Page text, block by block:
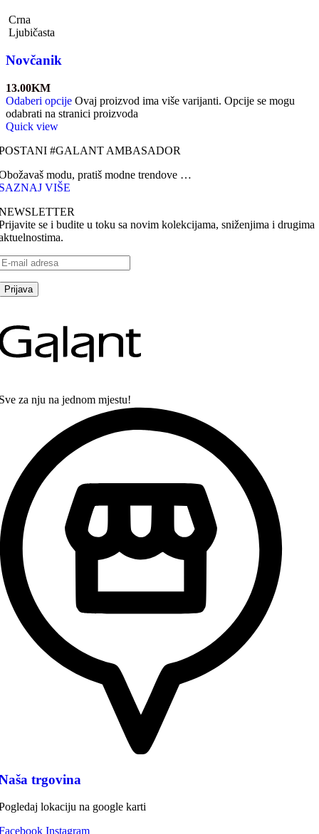
Crna
Ljubičasta
Novčanik
13.00KM
Odaberi opcije Ovaj proizvod ima više varijanti. Opcije se mogu
odabrati na stranici proizvoda
Quick view
#GALANT AMBASADOR
modu, pratiš modne trendove …
VIŠE
se i budite u toku sa novim kolekcijama, sniženjima i drugima
za nju na jednom mjestu!
trgovina
lokaciju na google karti
Instagram